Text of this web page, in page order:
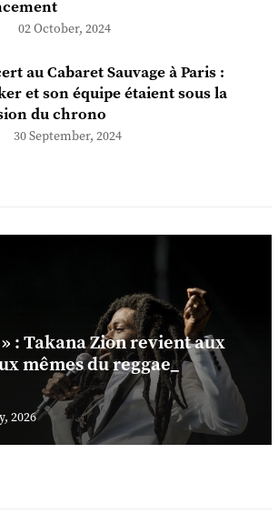
02 October, 2024
au Cabaret Sauvage à Paris :
et son équipe étaient sous la
du chrono
30 September, 2024
: Takana Zion revient aux
mêmes du reggae_
2026